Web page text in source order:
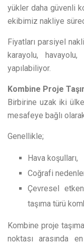
yükler daha güvenli
ekibimiz nakliye
Fiyatları parsiyel
karayolu,
yapılabiliyor.
Kombine Proje
Birbirine uzak iki
mesafeye bağlı
Genellikle;
Hava koşulları,
Coğrafi
Çevresel
taşıma türü
Kombine proje
noktası arasında